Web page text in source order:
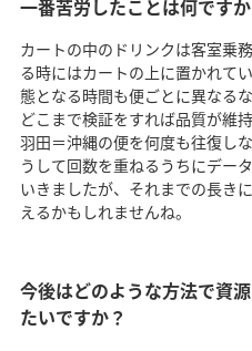
一番苦労したことは何ですか
カートの中のドリンクは客室乗
る時にはカートの上に置かれて
態となる時間も便ごとに異なる
どこまで検証をすれば品質が維
羽田＝沖縄の便を何度も往復し
うして回数を重ねるうちにデー
いきましたが、それまでの長き
えるかもしれませんね。
今後はどのような方法で資
たいですか？